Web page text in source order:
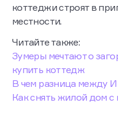
коттеджи строят в
местности.
Читайте также:
Зумеры мечтают о
купить коттедж
В чем разница между
Как снять жилой дом с